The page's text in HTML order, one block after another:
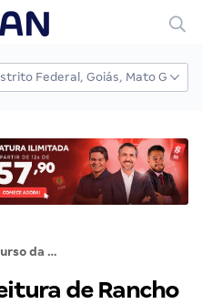
Concurso da Prefeitura de Rancho Queimado-SC oferece ganhos de mais de R$ 13 mil
de Rancho